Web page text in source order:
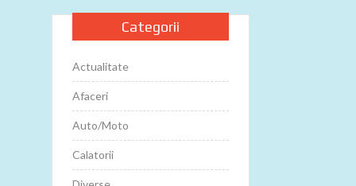
Categorii
Actualitate
Afaceri
Auto/Moto
Calatorii